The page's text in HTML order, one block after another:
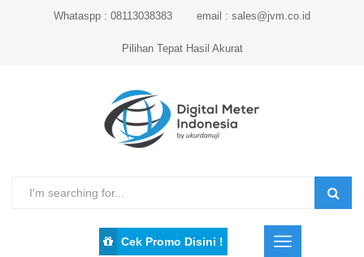
Whataspp : 08113038383 email : sales@jvm.co.id
Pilihan Tepat Hasil Akurat
Cek Promo Disini !